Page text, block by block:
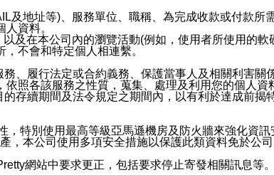
及地址等)、服務單位、職稱、為完成收款或付款
資料。
及在本公司內的瀏覽活動(例如，使用者所使用的
不會和特定個人相連繫。
、履行法定或合約義務、保護當事人及相關利害
照各該服務之性質，蒐集、處理及利用您的個人資
存續期間及法令規定之期間內，以有利於達成前揭
特別使用最高等級亞馬遜機房及防火牆來強化資
本公司使用多項安全措施以保護此類資料免於公
網站中要求更正，包括要求停止寄發相關訊息等。